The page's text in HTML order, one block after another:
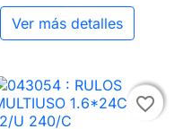
Ver más detalles

favorite_border